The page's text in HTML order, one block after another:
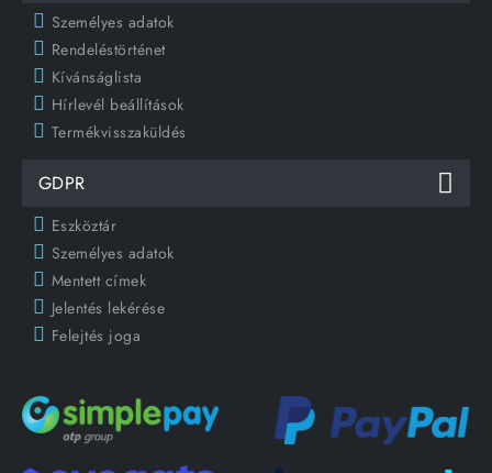
Személyes adatok
Rendeléstörténet
Kívánságlista
Hírlevél beállítások
Termékvisszaküldés
GDPR
Eszköztár
Személyes adatok
Mentett címek
Jelentés lekérése
Felejtés joga